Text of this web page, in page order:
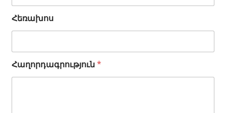
Հեռախոս
Է
Հաղորդագրություն*